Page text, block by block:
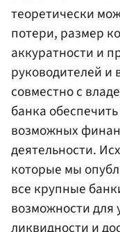
теоретически
потери, размер
аккуратности и
руководителей и
совместно с
банка
возможных
деятельности.
которые мы
все крупные
возможности
ликвидности и